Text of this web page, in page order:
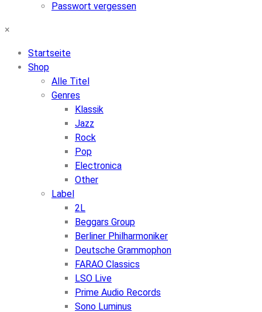
Passwort vergessen
×
Startseite
Shop
Alle Titel
Genres
Klassik
Jazz
Rock
Pop
Electronica
Other
Label
2L
Beggars Group
Berliner Philharmoniker
Deutsche Grammophon
FARAO Classics
LSO Live
Prime Audio Records
Sono Luminus